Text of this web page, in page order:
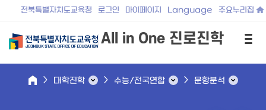
전북특별자치도교육청 로그인 마이페이지 Language 주요누리집
All in One 진로진학
대학진학 수능/전국연합 문항분석